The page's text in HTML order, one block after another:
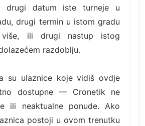
drugi datum iste turneje u
drugi termin u istom gradu
ili drugi nastup istog
razdoblju.
su ulaznice koje vidiš ovdje
dostupne — Cronetik ne
ili neaktualne ponude. Ako
postoji u ovom trenutku